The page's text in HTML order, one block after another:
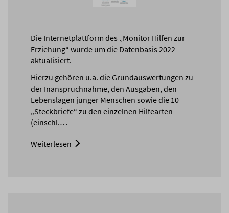
Die Internetplattform des „Monitor Hilfen zur
Erziehung“ wurde um die Datenbasis 2022
aktualisiert.
Hierzu gehören u.a. die Grundauswertungen zu
der Inanspruchnahme, den Ausgaben, den
Lebenslagen junger Menschen sowie die 10
„Steckbriefe“ zu den einzelnen Hilfearten
(einschl.…
Weiterlesen